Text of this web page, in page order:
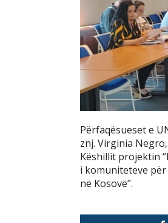
Përfaqësueset e
znj. Virginia
Këshillit projektin
i komuniteteve
në Kosovë’’.